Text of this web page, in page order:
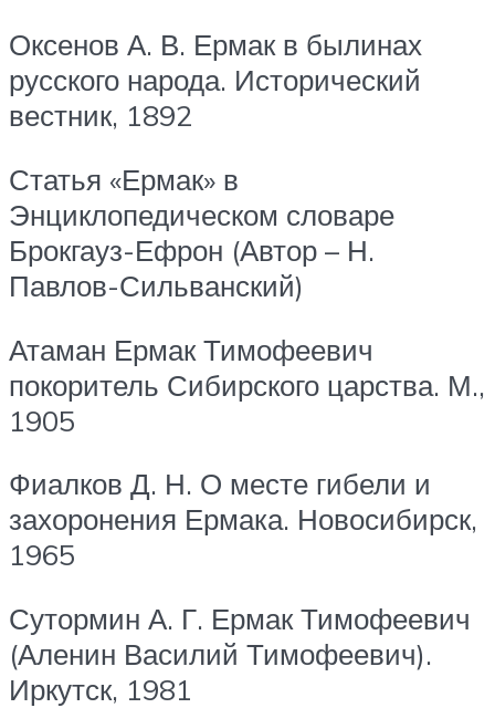
Оксенов А. В. Ермак в былинах
русского народа. Исторический
вестник, 1892
Статья «Ермак» в
Энциклопедическом словаре
Брокгауз-Ефрон (Автор – Н.
Павлов-Сильванский)
Атаман Ермак Тимофеевич
покоритель Сибирского царства. М.,
1905
Фиалков Д. Н. О месте гибели и
захоронения Ермака. Новосибирск,
1965
Сутормин А. Г. Ермак Тимофеевич
(Аленин Василий Тимофеевич).
Иркутск, 1981